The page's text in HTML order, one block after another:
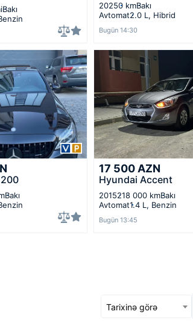
Bakı
20250 kmBakı
Avtomat2.0 L, Hibrid
Bugün 14:30
Bakı
17 500 AZN
Hyundai Accent
2015218 000 kmBakı
Avtomat1.4 L, Benzin
Bugün 13:45
Tarixinə görə